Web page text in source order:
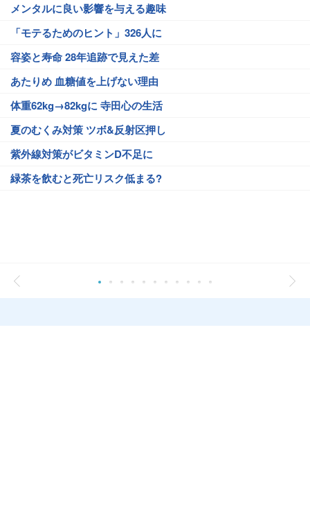
メンタルに良い影響を与える趣味
「モテるためのヒント」326人に
容姿と寿命 28年追跡で見えた差
あたりめ 血糖値を上げない理由
体重62kg→82kgに 寺田心の生活
夏のむくみ対策 ツボ&反射区押し
紫外線対策がビタミンD不足に
緑茶を飲むと死亡リスク低まる?